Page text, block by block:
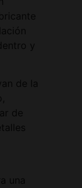
y
de la
de
una